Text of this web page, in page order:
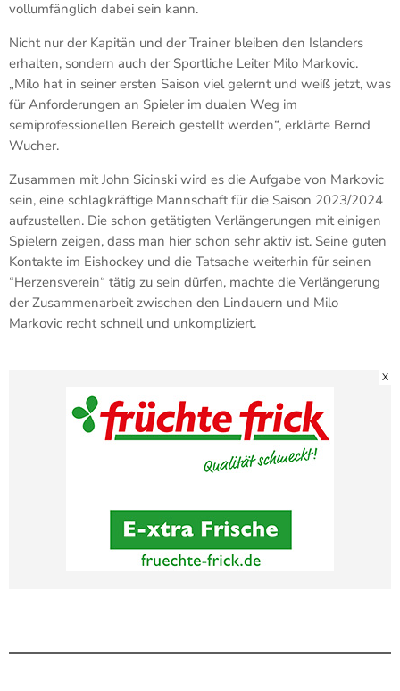
vollumfänglich dabei sein kann.
Nicht nur der Kapitän und der Trainer bleiben den Islanders
erhalten, sondern auch der Sportliche Leiter Milo Markovic.
„Milo hat in seiner ersten Saison viel gelernt und weiß jetzt, was
für Anforderungen an Spieler im dualen Weg im
semiprofessionellen Bereich gestellt werden“, erklärte Bernd
Wucher.
Zusammen mit John Sicinski wird es die Aufgabe von Markovic
sein, eine schlagkräftige Mannschaft für die Saison 2023/2024
aufzustellen. Die schon getätigten Verlängerungen mit einigen
Spielern zeigen, dass man hier schon sehr aktiv ist. Seine guten
Kontakte im Eishockey und die Tatsache weiterhin für seinen
“Herzensverein“ tätig zu sein dürfen, machte die Verlängerung
der Zusammenarbeit zwischen den Lindauern und Milo
Markovic recht schnell und unkompliziert.
X